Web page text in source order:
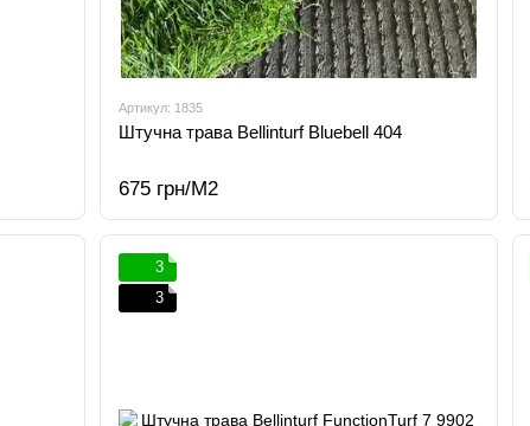
Артикул: 1835
Штучна трава Bellinturf Bluebell 404
675 грн/М2
3
3